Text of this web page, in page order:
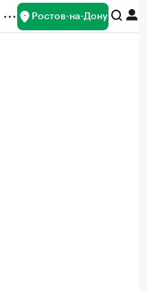
Ростов-на-Дону